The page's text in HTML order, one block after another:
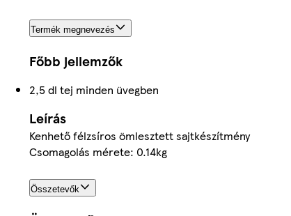
Termék megnevezés
Főbb jellemzők
2,5 dl tej minden üvegben
Leírás
Kenhető félzsíros ömlesztett sajtkészítmény
Csomagolás mérete: 0.14kg
Összetevők